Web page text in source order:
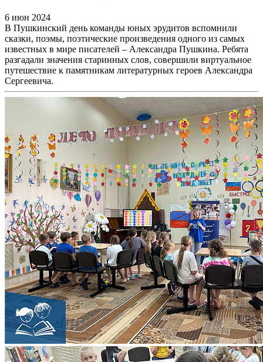
6 июн 2024
В Пушкинский день команды юных эрудитов вспомнили
сказки, поэмы, поэтические произведения одного из самых
известных в мире писателей – Александра Пушкина. Ребята
разгадали значения старинных слов, совершили виртуальное
путешествие к памятникам литературных героев Александра
Сергеевича.